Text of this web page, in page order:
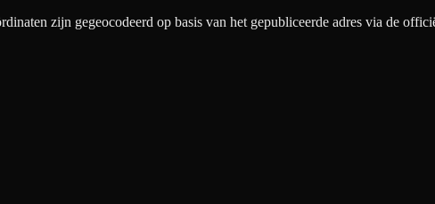
zijn gegeocodeerd op basis van het gepubliceerde adres via de